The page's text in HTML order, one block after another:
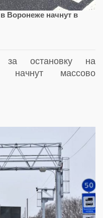
Воронеже начнут в
остановку на
начнут массово